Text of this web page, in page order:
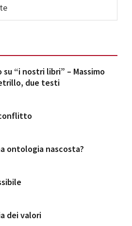
“i nostri libri” – Massimo
due testi
ontologia nascosta?
dei valori